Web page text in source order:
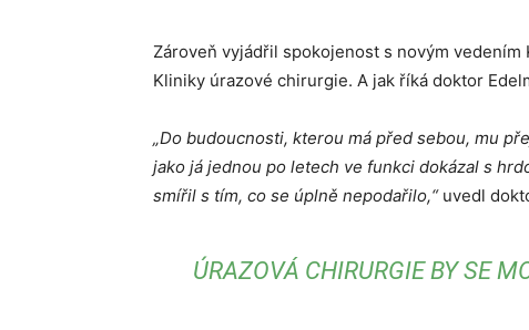
Zároveň vyjádřil spokojenost s novým
Kliniky úrazové chirurgie. A jak říká doktor
„Do budoucnosti, kterou má před sebou, mu
jako já jednou po letech ve funkci dokázal s
smířil s tím, co se úplně nepodařilo,“ uvedl
ÚRAZOVÁ CHIRURGIE BY SE